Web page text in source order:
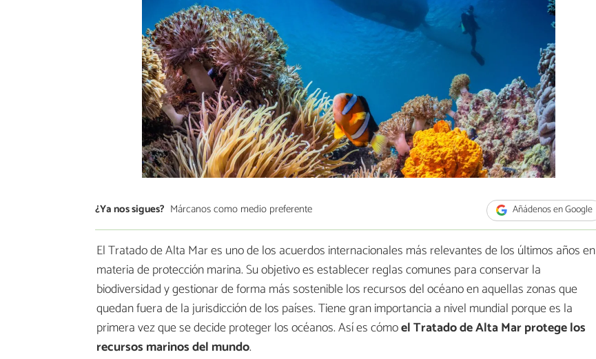
¿Ya nos sigues? Márcanos como medio preferente Añádenos en Google
El Tratado de Alta Mar es uno de los acuerdos internacionales más relevantes de los últimos años en
materia de protección marina. Su objetivo es establecer reglas comunes para conservar la
biodiversidad y gestionar de forma más sostenible los recursos del océano en aquellas zonas que
quedan fuera de la jurisdicción de los países. Tiene gran importancia a nivel mundial porque es la
primera vez que se decide proteger los océanos. Así es cómoel Tratado de Alta Mar protege los
recursos marinos del mundo.